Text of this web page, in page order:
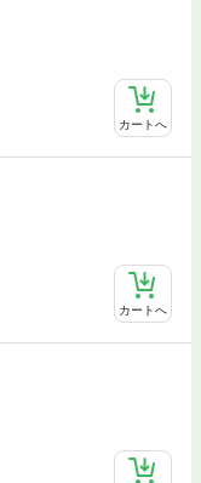
カートへ
カートへ